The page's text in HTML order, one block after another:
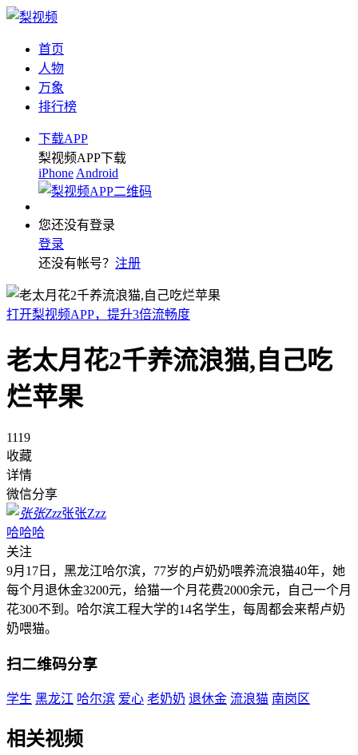
首页
人物
万象
排行榜
下载APP
梨视频APP下载
iPhone Android
您还没有登录
登录
还没有帐号？ 注册
打开梨视频APP，提升3倍流畅度
老太月花2千养流浪猫,自己吃
烂苹果
1119
收藏
详情
微信分享
张张Zzz
哈哈哈
关注
9月17日，黑龙江哈尔滨，77岁的卢奶奶喂养流浪猫40年，她
每个月退休金3200元，给猫一个月花费2000余元，自己一个月
花300不到。哈尔滨工程大学的14名学生，每周都会来帮卢奶
奶喂猫。
扫二维码分享
学生 黑龙江 哈尔滨 爱心 老奶奶 退休金 流浪猫 南岗区
相关视频